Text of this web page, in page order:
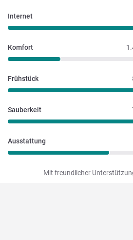
Internet
Komfort
Frühstück
Sauberkeit
Ausstattung
Mit freundlicher